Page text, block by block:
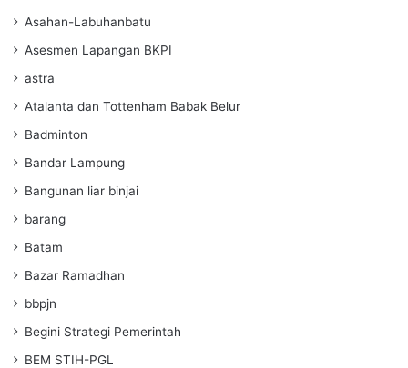
Asahan-Labuhanbatu
Asesmen Lapangan BKPI
astra
Atalanta dan Tottenham Babak Belur
Badminton
Bandar Lampung
Bangunan liar binjai
barang
Batam
Bazar Ramadhan
bbpjn
Begini Strategi Pemerintah
BEM STIH-PGL